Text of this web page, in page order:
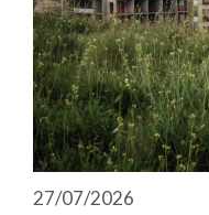
27/07/2026